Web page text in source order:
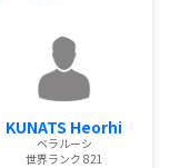
KUNATS Heorhi
ベラルーシ
世界ランク 821